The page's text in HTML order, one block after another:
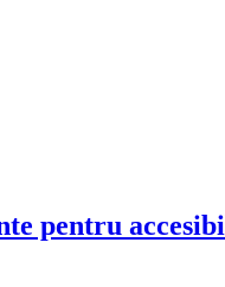
pentru